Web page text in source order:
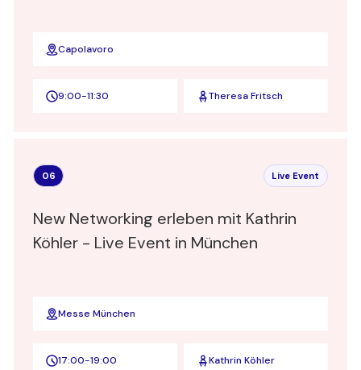
Capolavoro
9:00-11:30 Theresa Fritsch
06 Live Event
New Networking erleben mit Kathrin
Köhler - Live Event in München
Messe München
17:00-19:00 Kathrin Köhler